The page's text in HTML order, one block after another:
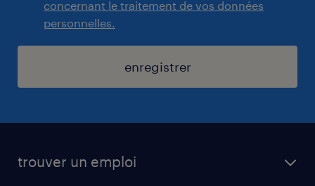
concernant le traitement de vos données
personnelles.
enregistrer
trouver un emploi